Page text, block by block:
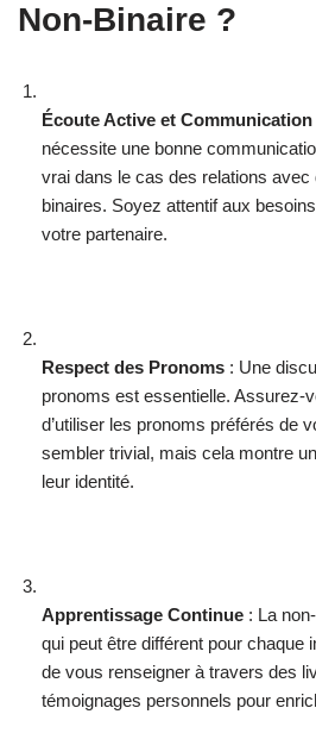
Non-Binaire ?
Écoute Active et Communication
nécessite une bonne
vrai dans le cas des relations
binaires. Soyez attentif aux
votre partenaire.
Respect des Pronoms : Une
pronoms est essentielle. Assurez-
d’utiliser les pronoms préférés de
sembler trivial, mais cela montre
leur identité.
Apprentissage Continue : La
qui peut être différent pour chaque
de vous renseigner à travers des
témoignages personnels pour